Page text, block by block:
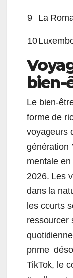
9 La
10
bien-
Le bien-
forme de
voyageurs
génération
mentale
2026. Les
dans la
les courts
ressourcer
prime
TikTok, le